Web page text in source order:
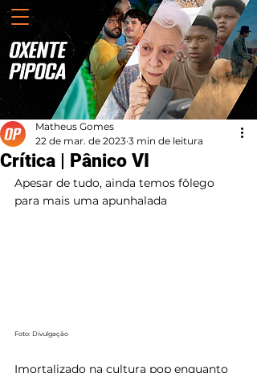
Crítica | Pânico VI
Matheus Gomes
22 de mar. de 2023 3 min de leitura
Apesar de tudo, ainda temos fôlego
para mais uma apunhalada
Foto: Divulgação
Imortalizado na cultura pop enquanto